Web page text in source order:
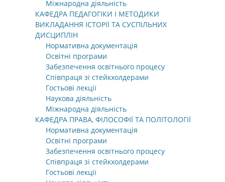
Міжнародна діяльність
КАФЕДРА ПЕДАГОГІКИ І МЕТОДИКИ
ВИКЛАДАННЯ ІСТОРІЇ ТА СУСПІЛЬНИХ
ДИСЦИПЛІН
Нормативна документація
Освітні програми
Забезпечення освітнього процесу
Співпраця зі стейкхолдерами
Гостьові лекції
Наукова діяльність
Міжнародна діяльність
КАФЕДРА ПРАВА, ФІЛОСОФІЇ ТА ПОЛІТОЛОГІЇ
Нормативна документація
Освітні програми
Забезпечення освітнього процесу
Співпраця зі стейкхолдерами
Гостьові лекції